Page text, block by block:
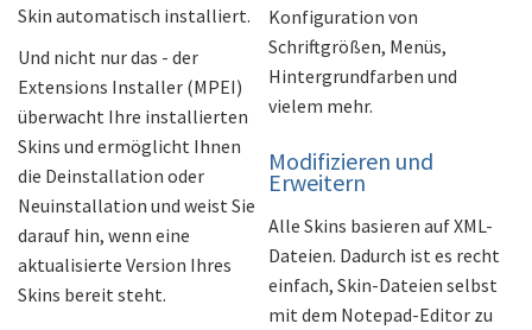
Skin automatisch installiert.
Und nicht nur das - der
Extensions Installer (MPEI)
überwacht Ihre installierten
Skins und ermöglicht Ihnen
die Deinstallation oder
Neuinstallation und weist Sie
darauf hin, wenn eine
aktualisierte Version Ihres
Skins bereit steht.
Konfiguration von
Schriftgrößen, Menüs,
Hintergrundfarben und
vielem mehr.
Modifizieren und
Erweitern
Alle Skins basieren auf XML-
Dateien. Dadurch ist es recht
einfach, Skin-Dateien selbst
mit dem Notepad-Editor zu